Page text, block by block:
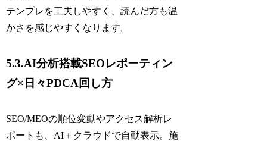
テンプレを工夫しやすく、読んだ方も温
かさを感じやすくなります。
5.3.AI分析搭載SEOレポーティン
グ×日々PDCA回し方
SEO/MEOの順位変動やアクセス解析レ
ポートも、AI＋クラウドで自動表示。施